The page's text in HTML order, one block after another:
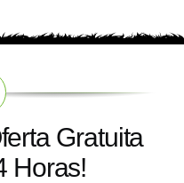
Gratuita
Horas!